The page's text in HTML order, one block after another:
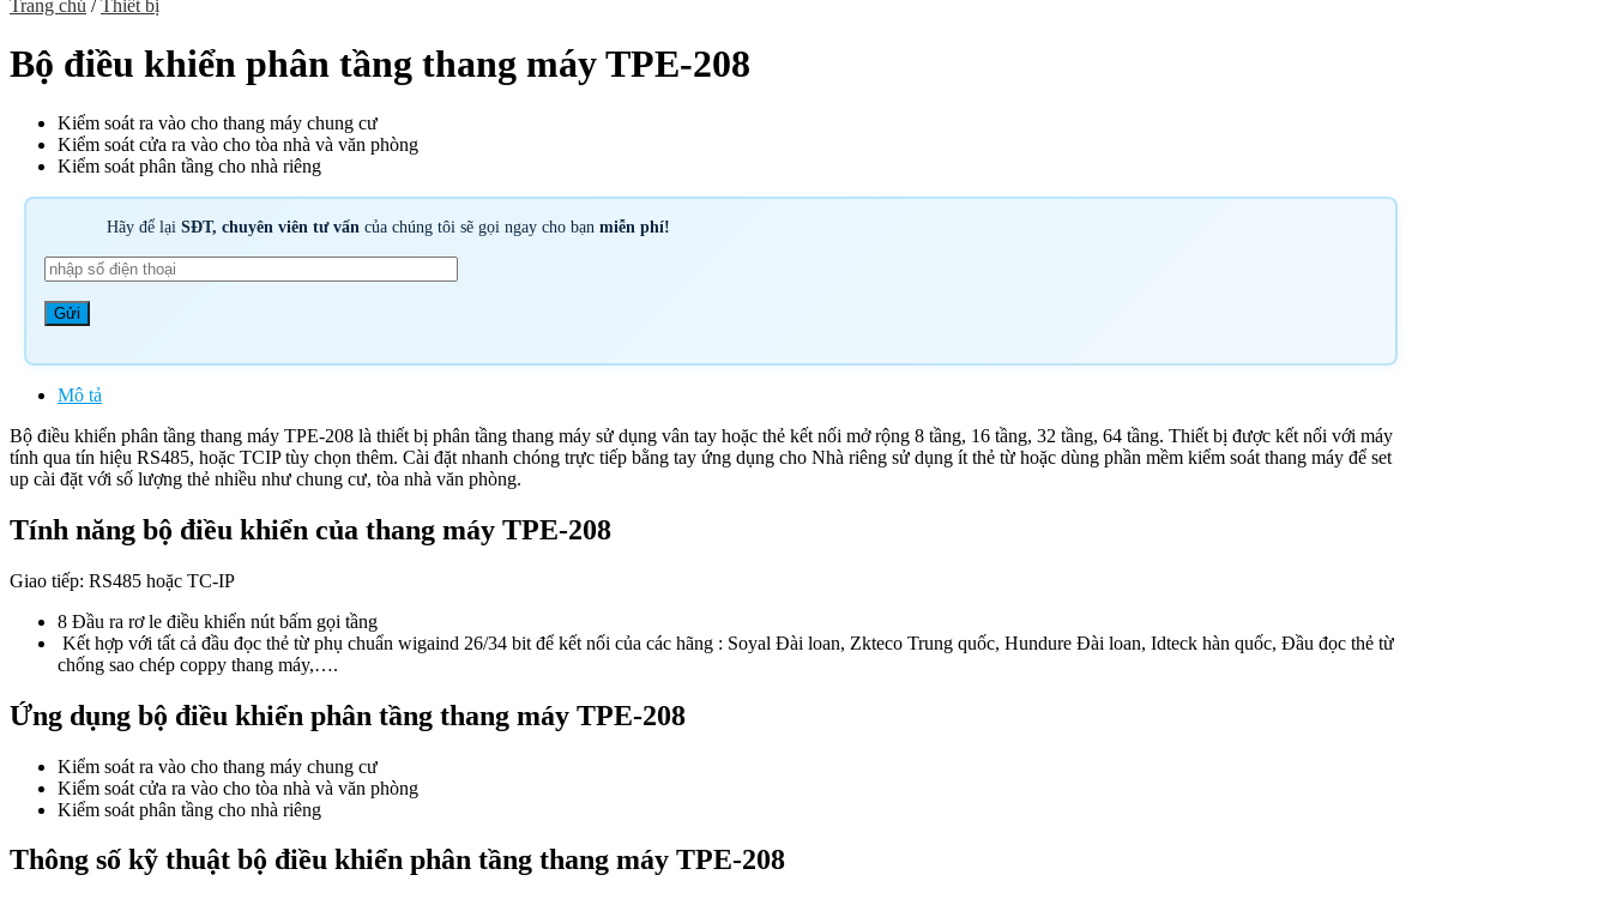
Trang chủ / Thiết bị
Bộ điều khiển phân tầng thang máy TPE-208
Kiểm soát ra vào cho thang máy chung cư
Kiểm soát cửa ra vào cho tòa nhà và văn phòng
Kiểm soát phân tầng cho nhà riêng
Hãy để lạiSĐT, chuyên viên tư vấncủa chúng tôi sẽ gọi ngay cho bạn miễn phí!
Mô tả
Bộ điều khiển phân tầng thang máy TPE-208 là thiết bị phân tầng thang máy sử dụng vân tay hoặc thẻ kết nối mở rộng 8 tầng, 16 tầng, 32 tầng, 64 tầng. Thiết bị được kết nối với máy
tính qua tín hiệu RS485, hoặc TCIP tùy chọn thêm. Cài đặt nhanh chóng trực tiếp bằng tay ứng dụng cho Nhà riêng sử dụng ít thẻ từ hoặc dùng phần mềm kiểm soát thang máy để set
up cài đặt với số lượng thẻ nhiều như chung cư, tòa nhà văn phòng.
Tính năng bộ điều khiển của thang máy TPE-208
Giao tiếp: RS485 hoặc TC-IP
8 Đầu ra rơ le điều khiển nút bấm gọi tầng
Kết hợp với tất cả đầu đọc thẻ từ phụ chuẩn wigaind 26/34 bit để kết nối của các hãng : Soyal Đài loan, Zkteco Trung quốc, Hundure Đài loan, Idteck hàn quốc, Đầu đọc thẻ từ
chống sao chép coppy thang máy,….
Ứng dụng bộ điều khiển phân tầng thang máy TPE-208
Kiểm soát ra vào cho thang máy chung cư
Kiểm soát cửa ra vào cho tòa nhà và văn phòng
Kiểm soát phân tầng cho nhà riêng
Thông số kỹ thuật bộ điều khiển phân tầng thang máy TPE-208